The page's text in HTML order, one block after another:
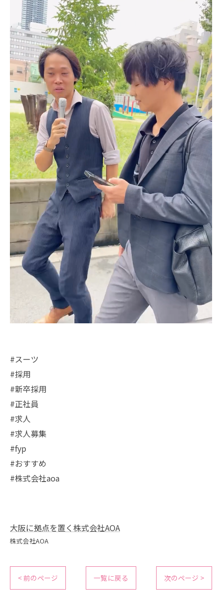
#スーツ
#採用
#新卒採用
#正社員
#求人
#求人募集
#fyp
#おすすめ
#株式会社aoa
大阪に拠点を置く株式会社AOA
株式会社AOA
< 前のページ 一覧に戻る 次のページ >